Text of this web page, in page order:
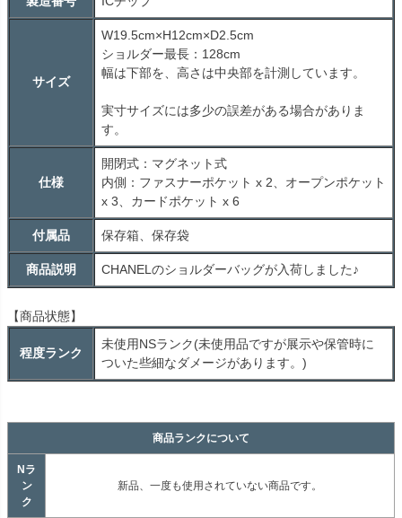
サイズ
W19.5cm×H12cm×D2.5cm
ショルダー最長：128cm
幅は下部を、高さは中央部を計測しています。
実寸サイズには多少の誤差がある場合がありま
す。
仕様
開閉式：マグネット式
内側：ファスナーポケット x 2、オープンポケット
x 3、カードポケット x 6
付属品 保存箱、保存袋
商品説明 CHANELのショルダーバッグが入荷しました♪
【商品状態】
程度ランク
未使用NSランク(未使用品ですが展示や保管時に
ついた些細なダメージがあります。)
商品ランクについて
Nラ
ン
ク
新品、一度も使用されていない商品です。